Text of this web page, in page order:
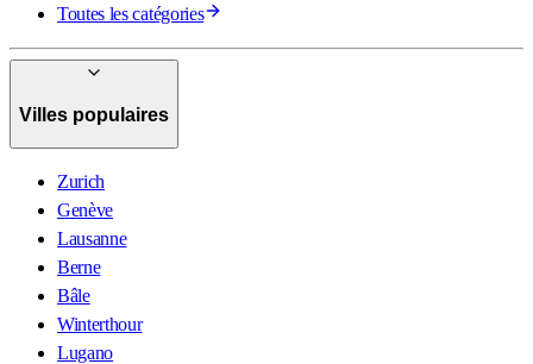
Toutes les catégories
Villes populaires
Zurich
Genève
Lausanne
Berne
Bâle
Winterthour
Lugano